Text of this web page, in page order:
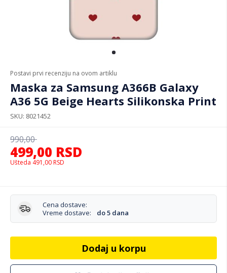
Postavi prvi recenziju na ovom artiklu
Maska za Samsung A366B Galaxy
A36 5G Beige Hearts Silikonska Print
SKU 8021452
499,00 RSD
990,00
Ušteda 491,00 RSD
Cena dostave:
Vreme dostave:
do 5 dana
Dodaj u korpu